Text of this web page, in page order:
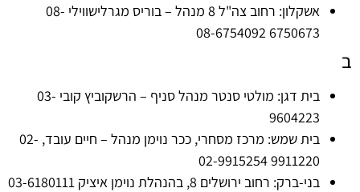
אשקלון: רחוב צה"ל 8 מנהל – בוריס מגרלישווילי 08-
6750673 08-6754092
ב
בית דגן: מולטי סנטר מנהל סניף – הרשקוביץ קובי 03-
9604223
בית שמש: מרכז מסחרי, ככר נוימן מנהל – חיים עובד, 02-
9911220 02-9915254
בני-ברק: רחוב ירושלים 8, בהנהלת נוימן איציק 03-6180111